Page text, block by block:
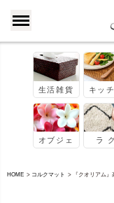
HOME コルクマット 『クオリアム